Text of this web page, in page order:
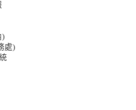
)
處)